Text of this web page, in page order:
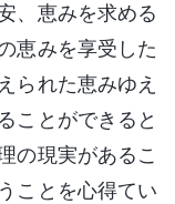
、恵みを求める
恵みを享受した
られた恵みゆえ
ことができると
の現実があるこ
ことを心得てい